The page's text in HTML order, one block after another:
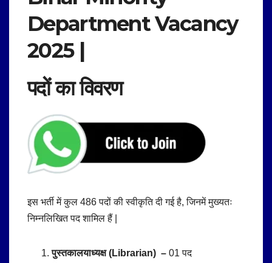
Department Vacancy
2025 |
पदों का विवरण
इस भर्ती में कुल 486 पदों की स्वीकृति दी गई है, जिनमें मुख्यतः
निम्नलिखित पद शामिल हैं |
पुस्तकालयाध्यक्ष (Librarian) – 01 पद